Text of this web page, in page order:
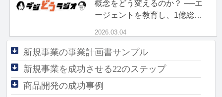
概念をどう変えるのか？ ──エ
ージェントを教育し、1億総ボ
2026.03.04
新規事業の事業計画書サンプル
新規事業を成功させる22のステップ
商品開発の成功事例